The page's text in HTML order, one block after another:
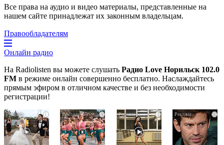
Все права на аудио и видео материалы, представленные на
нашем сайте принадлежат их законным владельцам.
Правообладателям
Онлайн радио
На Radiolisten вы можете слушать Радио Love Норильск 102.0
FM в режиме онлайн совершенно бесплатно. Наслаждайтесь
прямым эфиром в отличном качестве и без необходимости
регистрации!
i
Этот
танец
невесты
оставит
i
Ржу
переставая,
это
i
Ролик
Омска:
i